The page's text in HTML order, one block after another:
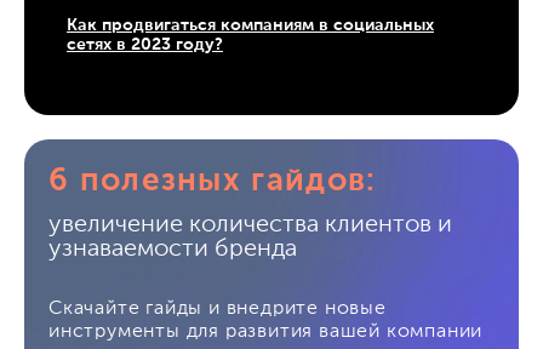
Как продвигаться компаниям в социальных
сетях в 2023 году?
6 полезных гайдов:
увеличение количества клиентов и
узнаваемости бренда
Скачайте гайды и внедрите новые
инструменты для развития вашей компании